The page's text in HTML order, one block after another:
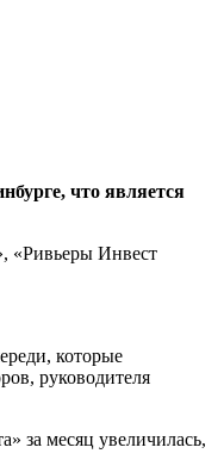
что является
«Ривьеры Инвест
которые
руководителя
за месяц увеличилась,